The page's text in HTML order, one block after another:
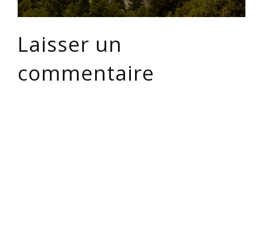
Laisser un
commentaire